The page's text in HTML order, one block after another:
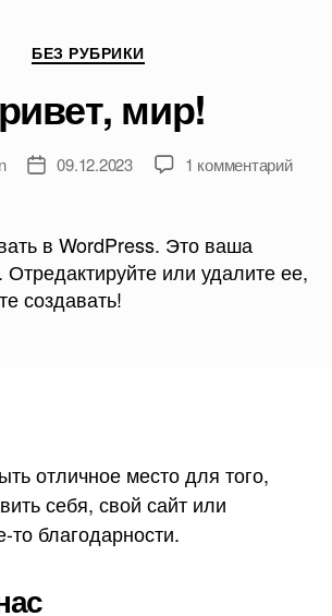
БЕЗ РУБРИКИ
мир!
09.12.2023 1 комментарий
в WordPress. Это ваша
Отредактируйте или удалите ее,
создавать!
отличное место для того,
себя, свой сайт или
то благодарности.